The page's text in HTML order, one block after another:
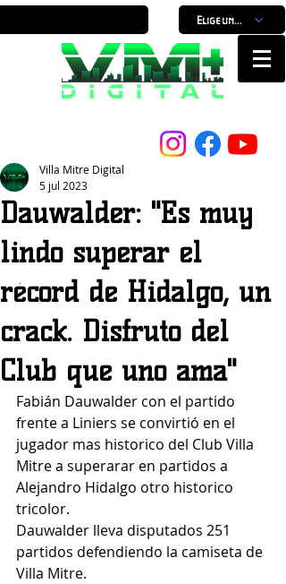
Elige un horario
Dauwalder: "Es muy
lindo superar el
récord de Hidalgo, un
crack. Disfruto del
Club que uno ama"
Villa Mitre Digital
5 jul 2023
Fabián Dauwalder con el partido
frente a Liniers se convirtió en el
jugador mas historico del Club Villa
Mitre a superarar en partidos a
Alejandro Hidalgo otro historico
tricolor.
Dauwalder lleva disputados 251
partidos defendiendo la camiseta de
Villa Mitre.